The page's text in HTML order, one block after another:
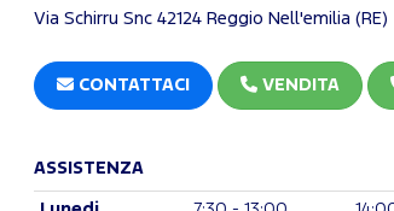
Via Schirru Snc 42124 Reggio Nell'emilia (RE)
CONTATTACI VENDITA
ASSISTENZA